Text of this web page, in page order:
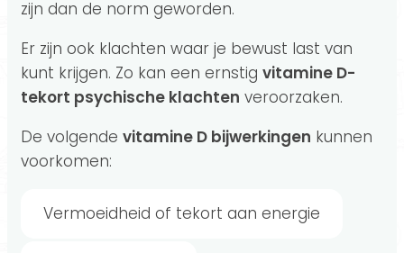
zijn dan de norm geworden.
Er zijn ook klachten waar je bewust last van
kunt krijgen. Zo kan een ernstig vitamine D-
tekort psychische klachten veroorzaken.
De volgende vitamine D bijwerkingen kunnen
voorkomen:
Vermoeidheid of tekort aan energie